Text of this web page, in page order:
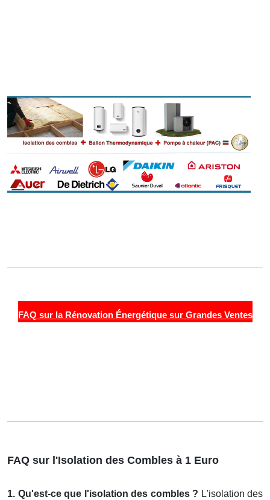
FAQ sur la Rénovation Énergétique sur Grandes Ventes
FAQ sur l'Isolation des Combles à 1 Euro
1. Qu'est-ce que l'isolation des combles ? L'isolation des